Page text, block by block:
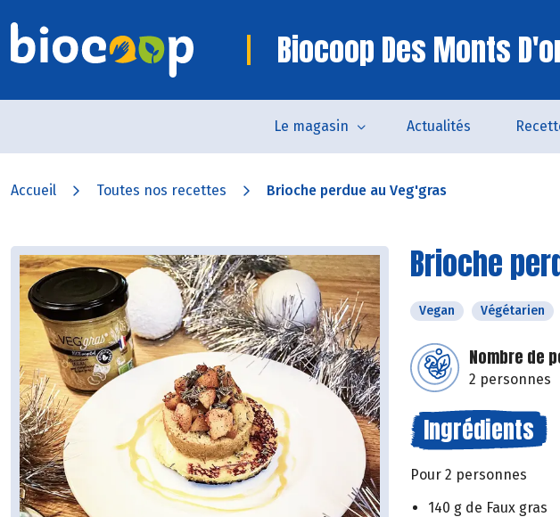
Biocoop Des Monts
Le magasin Actualités
Accueil Toutes nos recettes Brioche perdue au Veg'gras
Brioche
Vegan Végétarien
Nombre de
2 personnes
Ingrédients
Pour 2 personnes
140 g de Faux gras